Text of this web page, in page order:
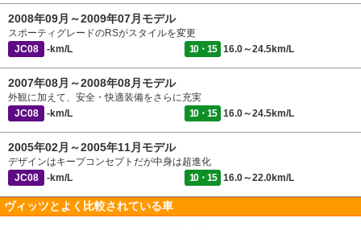
2008年09月～2009年07月モデル
スポーティグレードのRSがスタイルを変更
JC08
-km/L 10・15 16.0～24.5km/L
2007年08月～2008年08月モデル
外観に加えて、安全・快適装備をさらに充実
JC08
-km/L 10・15 16.0～24.5km/L
2005年02月～2005年11月モデル
デザインはキープコンセプトだが中身は超進化
JC08
-km/L 10・15 16.0～22.0km/L
ヴィッツとよく比較されている車